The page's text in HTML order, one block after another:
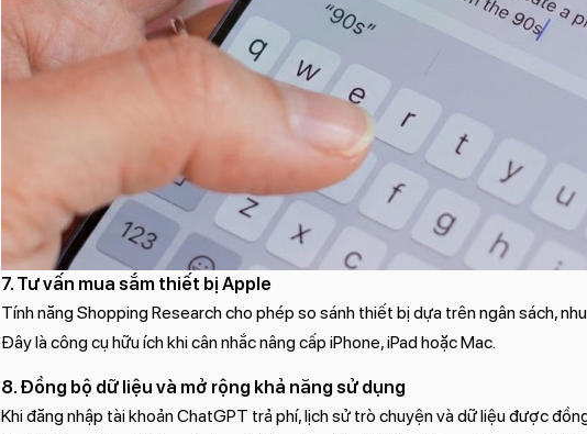
7. Tư vấn mua sắm thiết bị Apple
Tính năng Shopping Research cho phép so sánh thiết bị dựa trên ngân sách,
Đây là công cụ hữu ích khi cân nhắc nâng cấp iPhone, iPad hoặc Mac.
8. Đồng bộ dữ liệu và mở rộng khả năng sử dụng
Khi đăng nhập tài khoản ChatGPT trả phí, lịch sử trò chuyện và dữ liệu được